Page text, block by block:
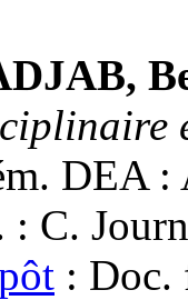
DEA :
: C.
: Doc.